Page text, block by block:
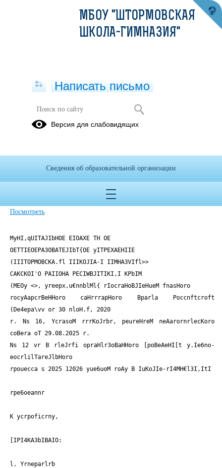
Приказ об утверждении режима
гимназия на 2025-2026 учебный год
Посмотреть
MyHI,qUITAJIbHOE EIOAXE TH OE
OETTIEOEPA3OBATEJIbT{OE yITPEXAEHIIE
(IIITOPMOBCKA.fl IIIKOJIA-I IIMHA3VIfl>>
CAKCKOI'O PAIIOHA PECIWBJITIKI,I KPbIM
(MEOy <>, yreepx,u€nnblMl{ rIocraHoBJIeHueM fnasHoro
rocyAapcrBeHHoro caHrrrapHoro Bparla Poccnftcroft
(De4epa\vv or 30 nloH.f, 2020
r. Ns 16, YcrasoM rrrKoJrbr, peureHreM neAarornrlecKoro
coBera oT 29.08.2025 r.
Ns 12 vr B rleJrfi opraHlr3oBaHHoro [poBeAeHI[t y.Ie6no-
eocrlilTareJlbHoro
rpouecca s 2025 12026 yue6uoM roAy B IuKoJIe-rI4MH€l3I,ItI
rpe6oeannr
K ycrpoficrny,
[IPI4KA3bIBAIO:
l. Yrneparlrb
МБОУ "ШТОРМОВСКАЯ
ШКОЛА-ГИМНАЗИЯ"
Написать письмо
Версия для слабовидящих
Сведения об образовательной организации